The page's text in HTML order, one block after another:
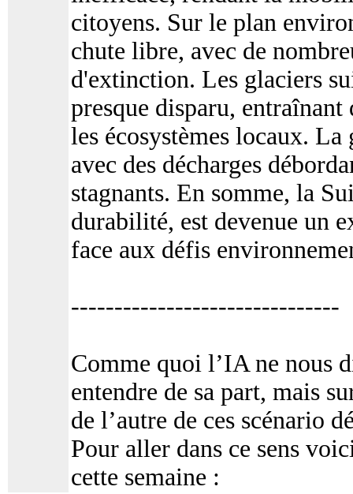
citoyens. Sur le plan
chute libre, avec de
d'extinction. Les glaciers
presque disparu, entraînant
les écosystèmes locaux. La
avec des décharges
stagnants. En somme, la
durabilité, est devenue un
face aux défis
-------------------------------
Comme quoi l’IA ne nous
entendre de sa part, mais
de l’autre de ces scénario
Pour aller dans ce sens
cette semaine :